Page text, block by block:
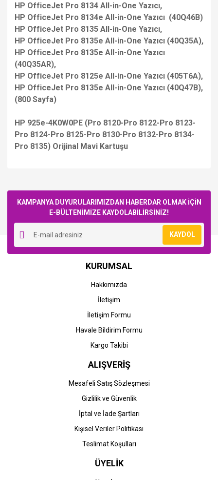
HP OfficeJet Pro 8134 All-in-One Yazıcı,
HP OfficeJet Pro 8134e All-in-One Yazıcı (40Q46B)
HP OfficeJet Pro 8135 All-in-One Yazıcı,
HP OfficeJet Pro 8135e All-in-One Yazıcı (40Q35A),
HP OfficeJet Pro 8135e All-in-One Yazıcı
(40Q35AR),
HP OfficeJet Pro 8125e All-in-One Yazıcı (405T6A),
HP OfficeJet Pro 8135e All-in-One Yazıcı (40Q47B),
(800 Sayfa)
HP 925e-4K0W0PE (Pro 8120-Pro 8122-Pro 8123-
Pro 8124-Pro 8125-Pro 8130-Pro 8132-Pro 8134-
Pro 8135) Orijinal Mavi Kartuşu
Yorum Yaz
8120-Pro 8122-Pro 8123-
8120-Pro 8122-Pro 8123-
8130-Pro 8132-Pro 8134-
Kartuşu
1.622,62 TL
HP 925e-4K0W0PE (Pro
8120-Pro 8122-Pro 8123-
Pro 8124-Pro 8125-Pro
HP
HP 925e-4K0W3PE (Pro
Pro 8124-Pro 8125-Pro
8130-Pro 8132-Pro 8134-
Kartuşu
KAMPANYA DUYURULARIMIZDAN HABERDAR OLMAK İÇİN
E-BÜLTENİMİZE KAYDOLABİLİRSİNİZ!
KAYDOL
KURUMSAL
Hakkımızda
İletişim
İletişim Formu
Havale Bildirim Formu
Kargo Takibi
ALIŞVERİŞ
Mesafeli Satış Sözleşmesi
Gizlilik ve Güvenlik
İptal ve İade Şartları
Kişisel Veriler Politikası
Teslimat Koşulları
ÜYELİK